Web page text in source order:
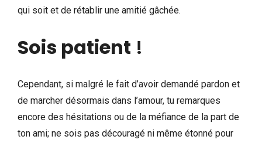
qui soit et de rétablir une amitié gâchée.
Sois patient !
Cependant, si malgré le fait d’avoir demandé pardon et
de marcher désormais dans l’amour, tu remarques
encore des hésitations ou de la méfiance de la part de
ton ami; ne sois pas découragé ni même étonné pour